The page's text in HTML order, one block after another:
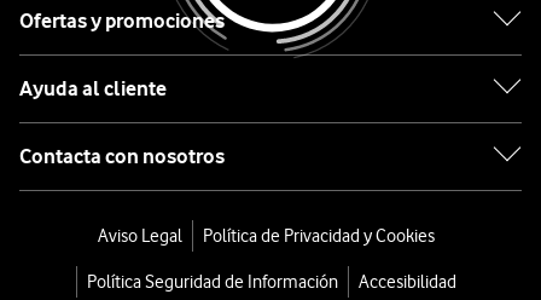
Lo
tecnología
0€
Ofertas y promociones
Ayuda al cliente
Contacta con nosotros
Aviso Legal Política de Privacidad y Cookies
Política Seguridad de Información Accesibilidad